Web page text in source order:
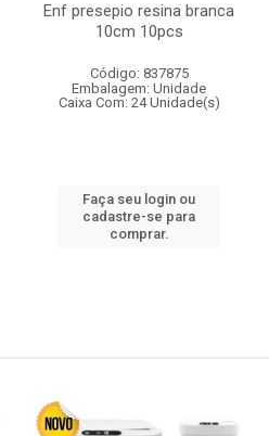
Enf presepio resina branca
10cm 10pcs
Código: 837875
Embalagem: Unidade
Caixa Com: 24 Unidade(s)
Faça seu login ou
cadastre-se para
comprar.